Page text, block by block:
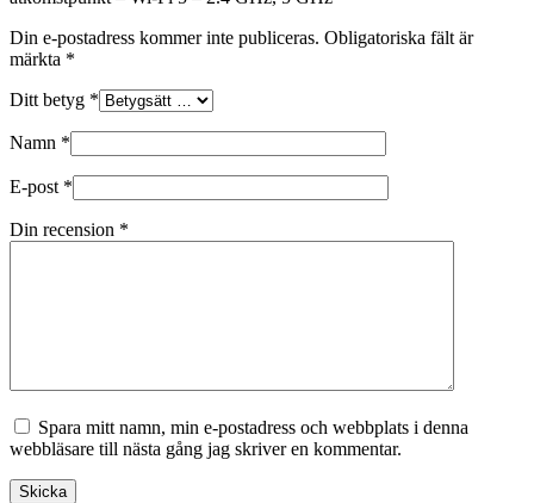
Din e-postadress kommer inte publiceras. Obligatoriska fält är
märkta *
Ditt betyg *
Namn *
E-post *
Din recension *
Spara mitt namn, min e-postadress och webbplats i denna
webbläsare till nästa gång jag skriver en kommentar.
Skicka